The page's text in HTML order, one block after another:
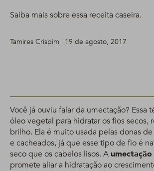
Saiba mais sobre essa receita caseira.
Tamires Crispim | 19 de agosto, 2017
Você já ouviu falar da umectação? Essa
óleo vegetal para hidratar os fios secos,
brilho. Ela é muito usada pelas donas
e cacheados, já que esse tipo de fio é
seco que os cabelos lisos. A
promete aliar a hidratação ao